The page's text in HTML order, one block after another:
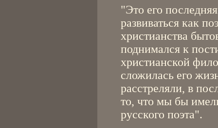
"Это его
развиваться как
христианства
поднимался к
христианской
сложилась его
расстреляли, в
то, что мы бы
русского поэта".